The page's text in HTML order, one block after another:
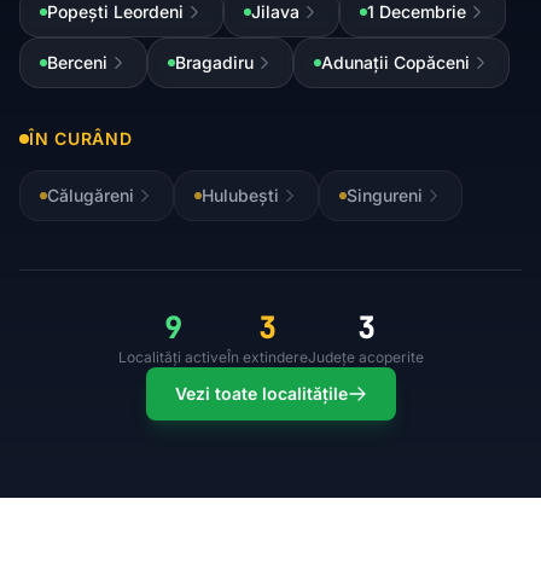
Popești Leordeni Jilava 1 Decembrie
Berceni Bragadiru Adunații Copăceni
ÎN CURÂND
Călugăreni Hulubești Singureni
9
Localități active
3
În extindere
3
Județe acoperite
Vezi toate localitățile